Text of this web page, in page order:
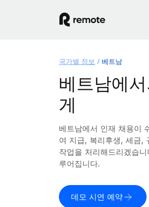
국가별 정보 베트남
베트남에
게
베트남에서 인재 채용이
여 지급, 복리후생, 세금,
작업을 처리해드리겠습
루어집니다.
데모 시연 예약